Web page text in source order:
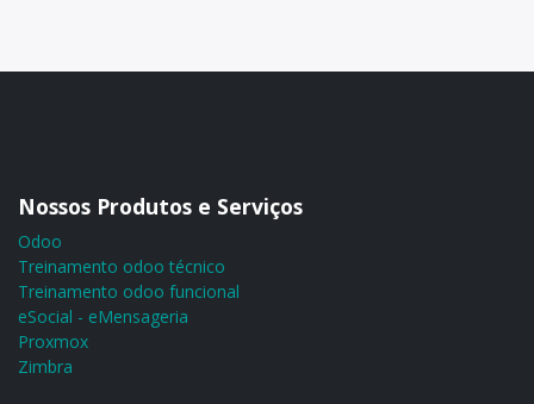
Nossos Produtos e Serviços
Odoo
Treinamento odoo técnico
Treinamento odoo funcional
eSocial - eMensageria
Proxmox
Zimbra